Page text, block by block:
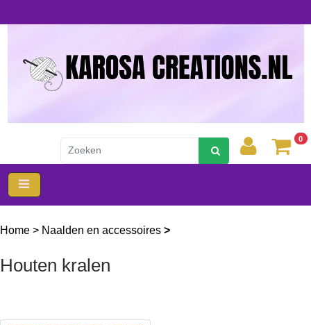
0
Home > Naalden en accessoires >
Houten kralen